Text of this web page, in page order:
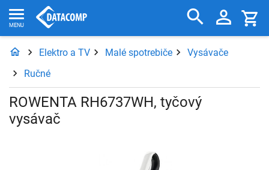
Elektro a TV Malé spotrebiče
Vysávače
Ručné
ROWENTA RH6737WH, tyčový
vysávač